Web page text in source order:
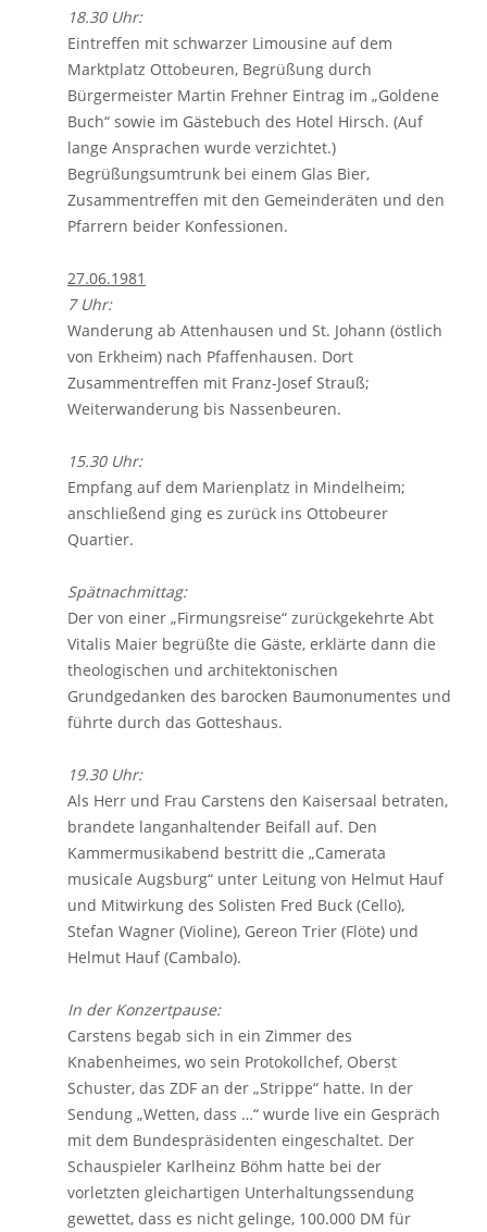
18.30 Uhr:
Eintreffen mit schwarzer Limousine auf dem
Marktplatz Ottobeuren, Begrüßung durch
Bürgermeister Martin Frehner Eintrag im „Goldene
Buch“ sowie im Gästebuch des Hotel Hirsch. (Auf
lange Ansprachen wurde verzichtet.)
Begrüßungsumtrunk bei einem Glas Bier,
Zusammentreffen mit den Gemeinderäten und den
Pfarrern beider Konfessionen.
27.06.1981
7 Uhr:
Wanderung ab Attenhausen und St. Johann (östlich
von Erkheim) nach Pfaffenhausen. Dort
Zusammentreffen mit Franz-Josef Strauß;
Weiterwanderung bis Nassenbeuren.
15.30 Uhr:
Empfang auf dem Marienplatz in Mindelheim;
anschließend ging es zurück ins Ottobeurer
Quartier.
Spätnachmittag:
Der von einer „Firmungsreise“ zurückgekehrte Abt
Vitalis Maier begrüßte die Gäste, erklärte dann die
theologischen und architektonischen
Grundgedanken des barocken Baumonumentes und
führte durch das Gotteshaus.
19.30 Uhr:
Als Herr und Frau Carstens den Kaisersaal betraten,
brandete langanhaltender Beifall auf. Den
Kammermusikabend bestritt die „Camerata
musicale Augsburg“ unter Leitung von Helmut Hauf
und Mitwirkung des Solisten Fred Buck (Cello),
Stefan Wagner (Violine), Gereon Trier (Flöte) und
Helmut Hauf (Cambalo).
In der Konzertpause:
Carstens begab sich in ein Zimmer des
Knabenheimes, wo sein Protokollchef, Oberst
Schuster, das ZDF an der „Strippe“ hatte. In der
Sendung „Wetten, dass …“ wurde live ein Gespräch
mit dem Bundespräsidenten eingeschaltet. Der
Schauspieler Karlheinz Böhm hatte bei der
vorletzten gleichartigen Unterhaltungssendung
gewettet, dass es nicht gelinge, 100.000 DM für